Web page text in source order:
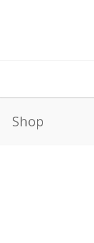
Shop